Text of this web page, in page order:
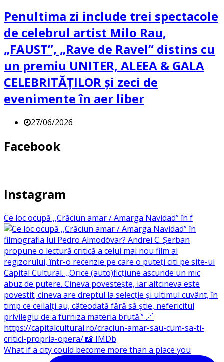
Penultima zi include trei spectacole
de celebrul artist Milo Rau,
„FAUST”, „Rave de Ravel” distins cu
un premiu UNITER, ALEEA & GALA
CELEBRITĂȚILOR și zeci de
evenimente în aer liber
27/06/2026
Facebook
Instagram
Ce loc ocupă ,,Crăciun amar / Amarga Navidad” în f
What if a city could become more than a place you